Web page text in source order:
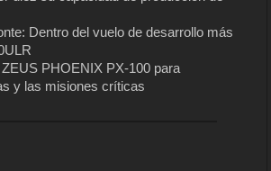
Dentro del vuelo de desarrollo más
PHOENIX PX-100 para
y las misiones críticas